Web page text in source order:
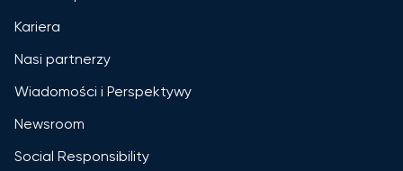
Kariera
Nasi partnerzy
Wiadomości i Perspektywy
Newsroom
Social Responsibility